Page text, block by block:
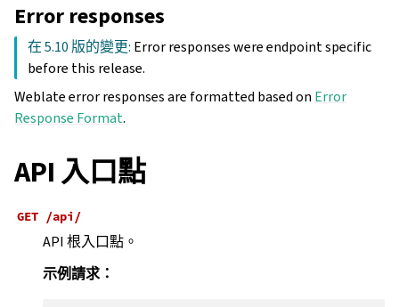
Error responses
在 5.10 版的變更: Error responses were endpoint specific
before this release.
Weblate error responses are formatted based on Error
Response Format.
API 入口點
GET /api/
API 根入口點。
示例請求：